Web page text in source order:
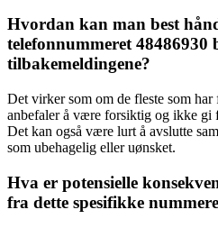
Hvordan kan man best
telefonnummeret 48486930
tilbakemeldingene?
Det virker som om de fleste som har
anbefaler å være forsiktig og ikke gi
Det kan også være lurt å avslutte
som ubehagelig eller uønsket.
Hva er potensielle
fra dette spesifikke